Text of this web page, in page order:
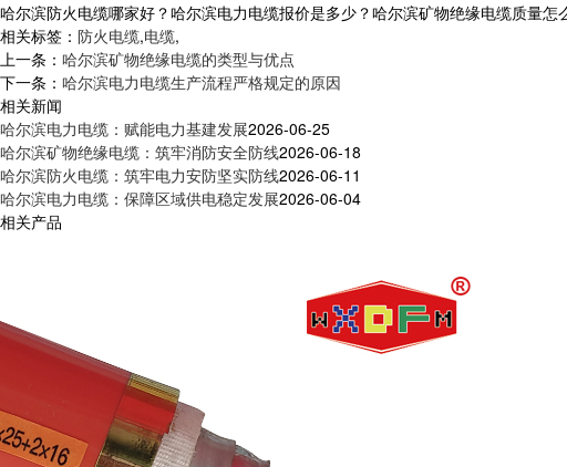
哈尔滨防火电缆哪家好？哈尔滨电力电缆报价是多少？哈尔滨矿物绝缘电缆质量
相关标签： 防火电缆,电缆,
上一条： 哈尔滨矿物绝缘电缆的类型与优点
下一条： 哈尔滨电力电缆生产流程严格规定的原因
相关新闻
哈尔滨电力电缆：赋能电力基建发展2026-06-25
哈尔滨矿物绝缘电缆：筑牢消防安全防线2026-06-18
哈尔滨防火电缆：筑牢电力安防坚实防线2026-06-11
哈尔滨电力电缆：保障区域供电稳定发展2026-06-04
相关产品